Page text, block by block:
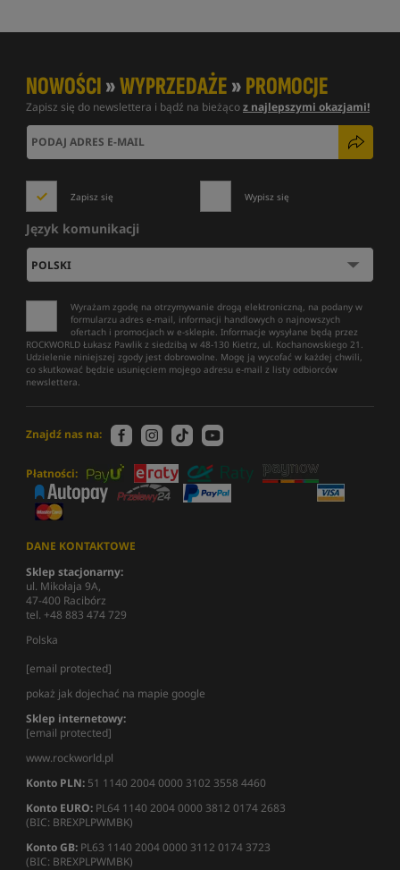
NOWOŚCI»WYPRZEDAŻE»PROMOCJE
Zapisz się do newslettera i bądź na bieżącoz najlepszymi okazjami!
Zapisz się Wypisz się
Język komunikacji
Wyrażam zgodę na otrzymywanie drogą elektroniczną, na podany w
formularzu adres e-mail, informacji handlowych o najnowszych
ofertach i promocjach w e-sklepie. Informacje wysyłane będą przez
ROCKWORLD Łukasz Pawlik z siedzibą w 48-130 Kietrz, ul. Kochanowskiego 21.
Udzielenie niniejszej zgody jest dobrowolne. Mogę ją wycofać w każdej chwili,
co skutkować będzie usunięciem mojego adresu e-mail z listy odbiorców
newslettera.
Znajdź nas na:
Płatności:
DANE KONTAKTOWE
Sklep stacjonarny:
ul. Mikołaja 9A,
47-400 Racibórz
tel. +48 883 474 729
Polska
[email protected]
pokaż jak dojechać na mapie google
Sklep internetowy:
[email protected]
www.rockworld.pl
Konto PLN: 51 1140 2004 0000 3102 3558 4460
Konto EURO: PL64 1140 2004 0000 3812 0174 2683
(BIC: BREXPLPWMBK)
Konto GB: PL63 1140 2004 0000 3112 0174 3723
(BIC: BREXPLPWMBK)